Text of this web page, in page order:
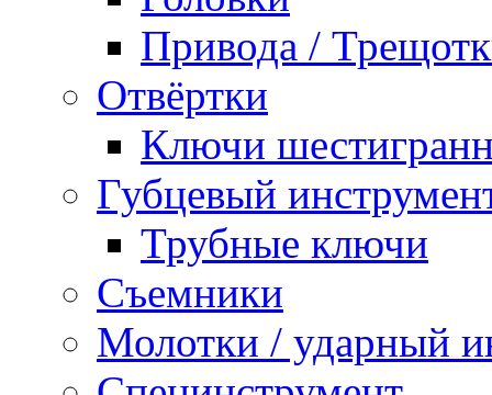
Привода /
Отвёртки
Ключи
Губцевый
Трубные ключи
Съемники
Молотки / ударный